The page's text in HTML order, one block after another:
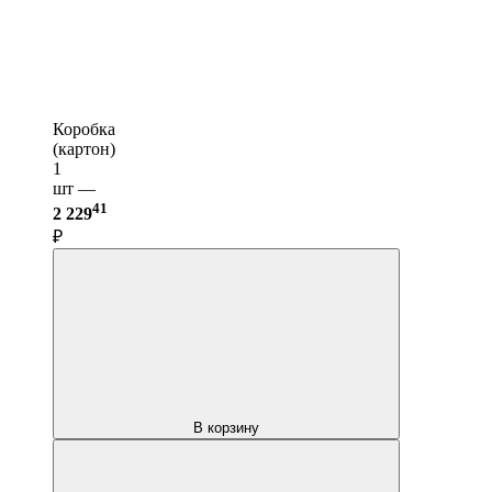
Коробка
(картон)
1
шт —
2 22941
₽
В корзину